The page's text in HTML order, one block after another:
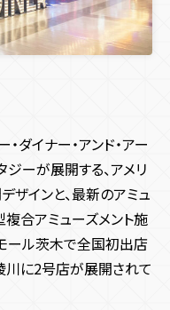
ダイナー・アンド・アー
ジーが展開する、アメリ
ザインと、最新のアミュ
合アミューズメント施
ール茨木で全国初出店
川に2号店が展開されて